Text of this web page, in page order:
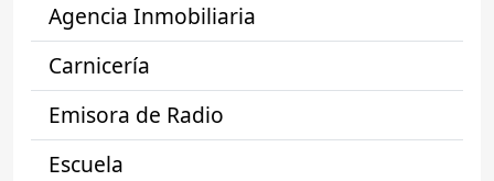
Agencia Inmobiliaria
Carnicería
Emisora de Radio
Escuela